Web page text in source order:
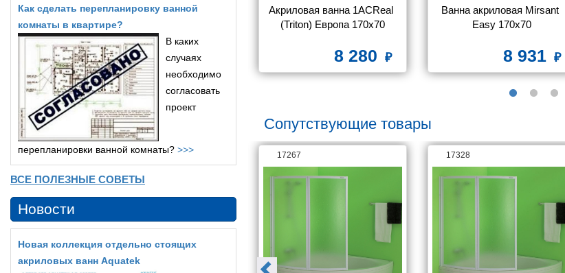
1ACReal
170x70
150
Акриловая ванна Triton Дина
15 110
Акриловая ванна 1ACReal
(Triton) Европа 170x70
8 280
Ванна акриловая Mirsant
Easy 170х70
8 931
Сопутствующие товары
18789 17267 17328
Как сделать перепланировку ванной
комнаты в квартире?
В каких
случаях
необходимо
согласовать
проект
перепланировки ванной комнаты? >>>
ВСЕ ПОЛЕЗНЫЕ СОВЕТЫ
Новости
Новая коллекция отдельно стоящих
акриловых ванн Aquatek